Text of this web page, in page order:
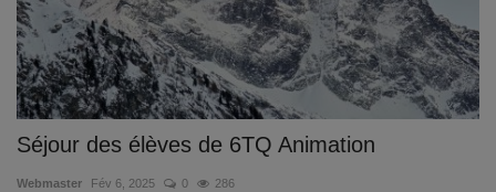
Séjour des élèves de 6TQ Animation
Webmaster Fév 6, 2025 0 286